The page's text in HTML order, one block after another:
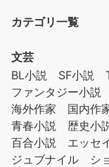
カテゴリ一覧
文芸
BL小説
SF小説
ファンタジー小説
海外作家
国内作
青春小説
歴史小
百合小説
エッセ
ジュブナイル
シ